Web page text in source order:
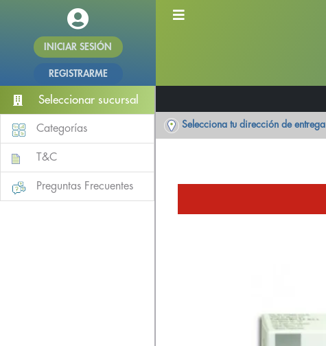
INICIAR SESIÓN
REGISTRARME
Seleccionar sucursal
Categorías
T&C
Preguntas Frecuentes
Selecciona tu dirección de entrega